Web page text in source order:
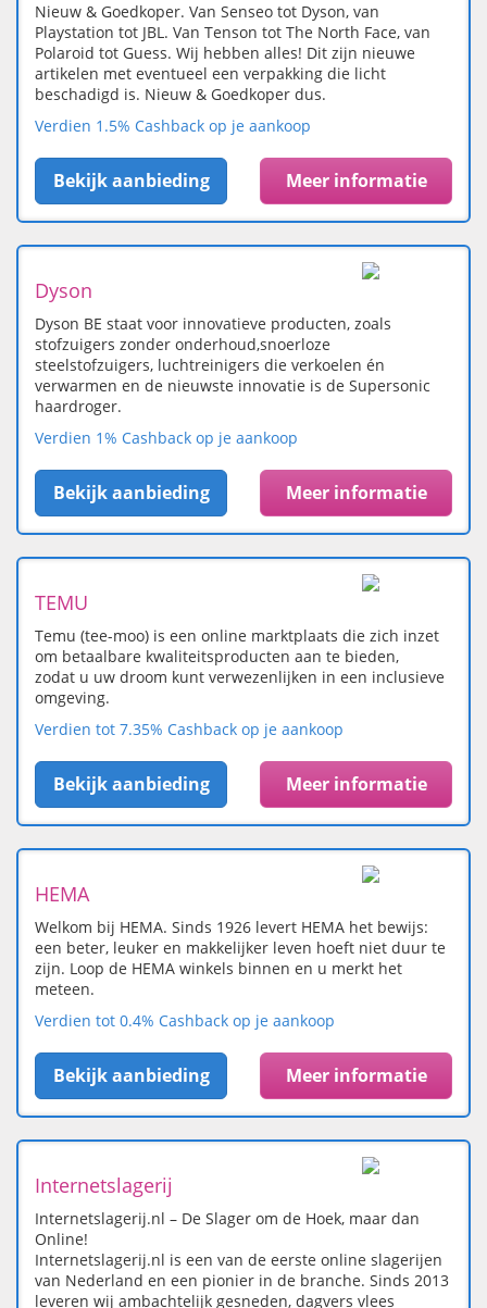
Nieuw & Goedkoper. Van Senseo tot Dyson, van
Playstation tot JBL. Van Tenson tot The North Face, van
Polaroid tot Guess. Wij hebben alles! Dit zijn nieuwe
artikelen met eventueel een verpakking die licht
beschadigd is. Nieuw & Goedkoper dus.
Verdien 1.5% Cashback op je aankoop
Bekijk aanbieding Meer informatie
Dyson
Dyson BE staat voor innovatieve producten, zoals
stofzuigers zonder onderhoud,snoerloze
steelstofzuigers, luchtreinigers die verkoelen én
verwarmen en de nieuwste innovatie is de Supersonic
haardroger.
Verdien 1% Cashback op je aankoop
Bekijk aanbieding Meer informatie
TEMU
Temu (tee-moo) is een online marktplaats die zich inzet
om betaalbare kwaliteitsproducten aan te bieden,
zodat u uw droom kunt verwezenlijken in een inclusieve
omgeving.
Verdien tot 7.35% Cashback op je aankoop
Bekijk aanbieding Meer informatie
HEMA
Welkom bij HEMA. Sinds 1926 levert HEMA het bewijs:
een beter, leuker en makkelijker leven hoeft niet duur te
zijn. Loop de HEMA winkels binnen en u merkt het
meteen.
Verdien tot 0.4% Cashback op je aankoop
Bekijk aanbieding Meer informatie
Internetslagerij
Internetslagerij.nl – De Slager om de Hoek, maar dan
Online!
Internetslagerij.nl is een van de eerste online slagerijen
van Nederland en een pionier in de branche. Sinds 2013
leveren wij ambachtelijk gesneden, dagvers vlees